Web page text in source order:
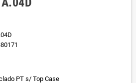
PT s/ Top Case